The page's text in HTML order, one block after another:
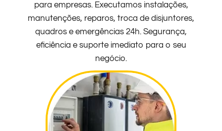
para empresas. Executamos instalações,
manutenções, reparos, troca de disjuntores,
quadros e emergências 24h. Segurança,
eficiência e suporte imediato para o seu
negócio.